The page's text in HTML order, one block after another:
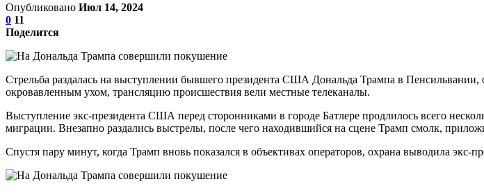
Опубликовано Июл 14, 2024
0 11
Поделится
Стрельба раздалась на выступлении бывшего президента США Дональда Трампа в
окровавленным ухом, трансляцию происшествия вели местные телеканалы.
Выступление экс-президента США перед сторонниками в городе Батлере продлилось всего
миграции. Внезапно раздались выстрелы, после чего находившийся на сцене Трамп смолк,
Спустя пару минут, когда Трамп вновь показался в объективах операторов, охрана выводила экс-